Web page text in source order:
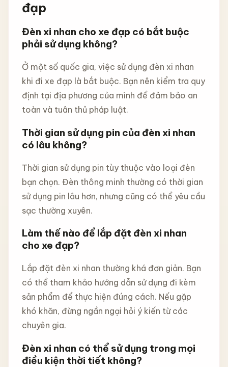
đạp
Đèn xi nhan cho xe đạp có bắt buộc
phải sử dụng không?
Ở một số quốc gia, việc sử dụng đèn xi nhan
khi đi xe đạp là bắt buộc. Bạn nên kiểm tra quy
định tại địa phương của mình để đảm bảo an
toàn và tuân thủ pháp luật.
Thời gian sử dụng pin của đèn xi nhan
có lâu không?
Thời gian sử dụng pin tùy thuộc vào loại đèn
bạn chọn. Đèn thông minh thường có thời gian
sử dụng pin lâu hơn, nhưng cũng có thể yêu cầu
sạc thường xuyên.
Làm thế nào để lắp đặt đèn xi nhan
cho xe đạp?
Lắp đặt đèn xi nhan thường khá đơn giản. Bạn
có thể tham khảo hướng dẫn sử dụng đi kèm
sản phẩm để thực hiện đúng cách. Nếu gặp
khó khăn, đừng ngần ngại hỏi ý kiến từ các
chuyên gia.
Đèn xi nhan có thể sử dụng trong mọi
điều kiện thời tiết không?